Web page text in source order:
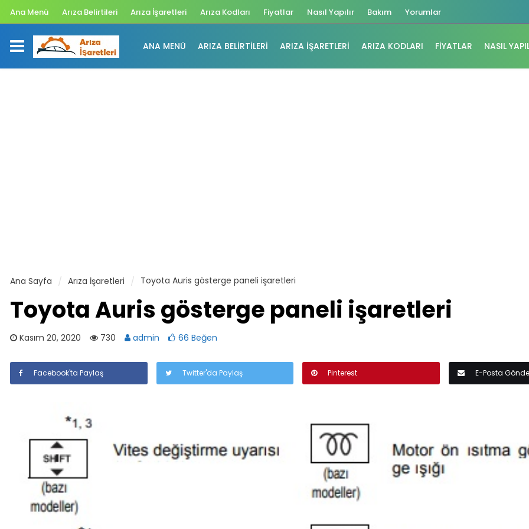
Ana Menü Arıza Belirtileri Arıza İşaretleri Arıza Kodları Fiyatlar Nasıl Yapılır Bakım Yorumlar
ANA MENÜ ARIZA BELIRTILERI ARIZA İŞARETLERI ARIZA KODLARI FIYATLAR NASIL
Ana Sayfa Arıza İşaretleri Toyota Auris gösterge paneli işaretleri
Toyota Auris gösterge paneli işaretleri
Kasım 20, 2020 730 admin 66 Beğen
Facebook'ta Paylaş Twitter'da Paylaş Pinterest E-Posta